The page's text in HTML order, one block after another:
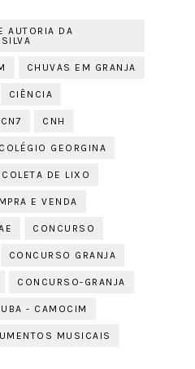
AUTORIA DA
CHUVAS EM GRANJA
CIÊNCIA
CN7 CNH
COLÉGIO GEORGINA
COLETA DE LIXO
E VENDA
CONCURSO
CONCURSO GRANJA
CONCURSO-GRANJA
- CAMOCIM
MUSICAIS